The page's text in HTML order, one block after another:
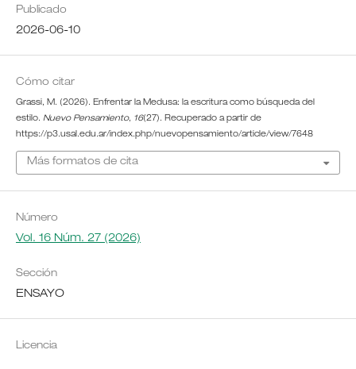
Publicado
2026-06-10
Cómo citar
Grassi, M. (2026). Enfrentar la Medusa: la escritura como búsqueda del
estilo. Nuevo Pensamiento, 16(27). Recuperado a partir de
https://p3.usal.edu.ar/index.php/nuevopensamiento/article/view/7648
Más formatos de cita
Número
Vol. 16 Núm. 27 (2026)
Sección
ENSAYO
Licencia